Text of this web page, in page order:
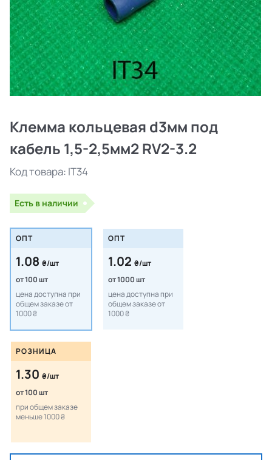
Клемма кольцевая d3мм под
кабель 1,5-2,5мм2 RV2-3.2
Код товара: IT34
Есть в наличии
ОПТ
1.08 ₴/шт
от 100 шт
цена доступна при
общем заказе от
1000 ₴
ОПТ
1.02 ₴/шт
от 1000 шт
цена доступна при
общем заказе от
1000 ₴
РОЗНИЦА
1.30 ₴/шт
от 100 шт
при общем заказе
меньше 1000 ₴